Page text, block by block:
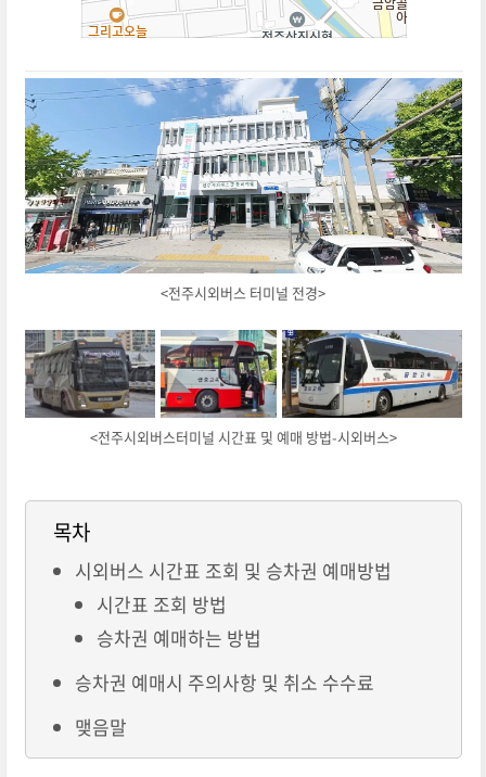
<전주시외버스 터미널 전경>
<전주시외버스터미널 시간표 및 예매 방법-시외버스>
목차
시외버스 시간표 조회 및 승차권 예매방법
시간표 조회 방법
승차권 예매하는 방법
승차권 예매시 주의사항 및 취소 수수료
맺음말